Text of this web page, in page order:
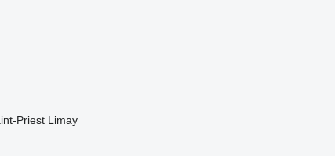
Priest Limay